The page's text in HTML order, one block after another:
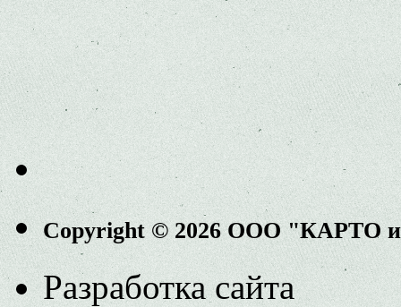
Copyright © 2026 ООО "КАРТО
Разработка сайта